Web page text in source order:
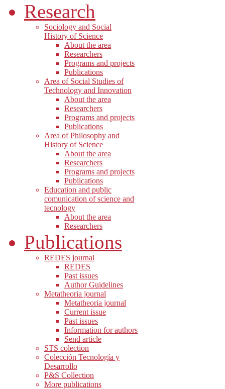
Research
Sociology and Social
History of Science
About the area
Researchers
Programs and projects
Publications
Area of Social Studies of
Technology and Innovation
About the area
Researchers
Programs and projects
Publications
Area of Philosophy and
History of Science
About the area
Researchers
Programs and projects
Publications
Education and public
comunication of science and
tecnology
About the area
Researchers
Publications
REDES journal
REDES
Past issues
Author Guidelines
Metatheoria journal
Metatheoria journal
Current issue
Past issues
Information for authors
Send article
STS colection
Colección Tecnología y
Desarrollo
P&S Collection
More publications